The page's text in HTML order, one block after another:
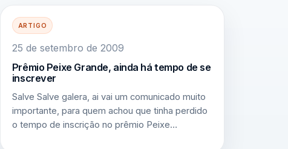
ARTIGO
25 de setembro de 2009
Prêmio Peixe Grande, ainda há tempo de se
inscrever
Salve Salve galera, ai vai um comunicado muito
importante, para quem achou que tinha perdido
o tempo de inscrição no prêmio Peixe…